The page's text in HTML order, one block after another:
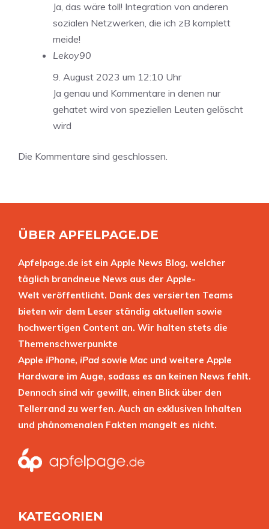
Ja, das wäre toll! Integration von anderen
sozialen Netzwerken, die ich zB komplett
meide!
Lekoy90
9. August 2023 um 12:10 Uhr
Ja genau und Kommentare in denen nur
gehatet wird von speziellen Leuten gelöscht
wird
Die Kommentare sind geschlossen.
ÜBER APFELPAGE.DE
Apfelpage.de ist ein Apple News Blog, welcher
täglich brandneue News aus der Apple-
Welt veröffentlicht. Dank des versierten Teams
bieten wir dem Leser ständig aktuellen sowie
hochwertigen Content an. Wir halten stets die
Themenschwerpunkte
Apple iPhone, iPad sowie Mac und weitere Apple
Hardware im Auge, sodass es an keinen News fehlt.
Dennoch sind wir gewillt, einen Blick über den
Tellerrand zu werfen. Auch an exklusiven Inhalten
und phänomenalen Fakten mangelt es nicht.
KATEGORIEN